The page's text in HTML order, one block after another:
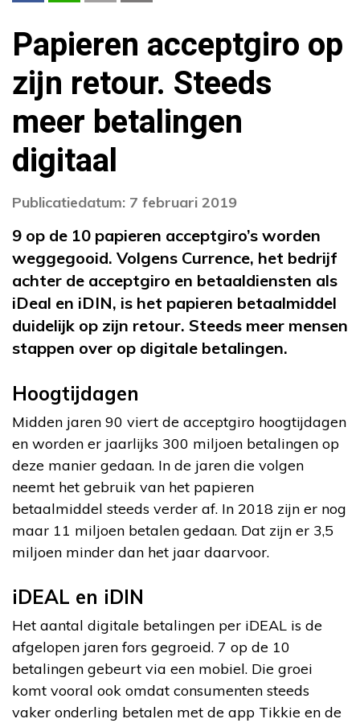
Papieren acceptgiro op
zijn retour. Steeds
meer betalingen
digitaal
Publicatiedatum: 7 februari 2019
9 op de 10 papieren acceptgiro’s worden
weggegooid. Volgens Currence, het bedrijf
achter de acceptgiro en betaaldiensten als
iDeal en iDIN, is het papieren betaalmiddel
duidelijk op zijn retour. Steeds meer mensen
stappen over op digitale betalingen.
Hoogtijdagen
Midden jaren 90 viert de acceptgiro hoogtijdagen
en worden er jaarlijks 300 miljoen betalingen op
deze manier gedaan. In de jaren die volgen
neemt het gebruik van het papieren
betaalmiddel steeds verder af. In 2018 zijn er nog
maar 11 miljoen betalen gedaan. Dat zijn er 3,5
miljoen minder dan het jaar daarvoor.
iDEAL en iDIN
Het aantal digitale betalingen per iDEAL is de
afgelopen jaren fors gegroeid. 7 op de 10
betalingen gebeurt via een mobiel. Die groei
komt vooral ook omdat consumenten steeds
vaker onderling betalen met de app Tikkie en de